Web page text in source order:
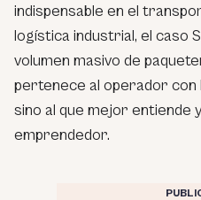
indispensable en el
logística industrial, el caso
volumen masivo de
pertenece al operador con
sino al que mejor entiende
emprendedor.